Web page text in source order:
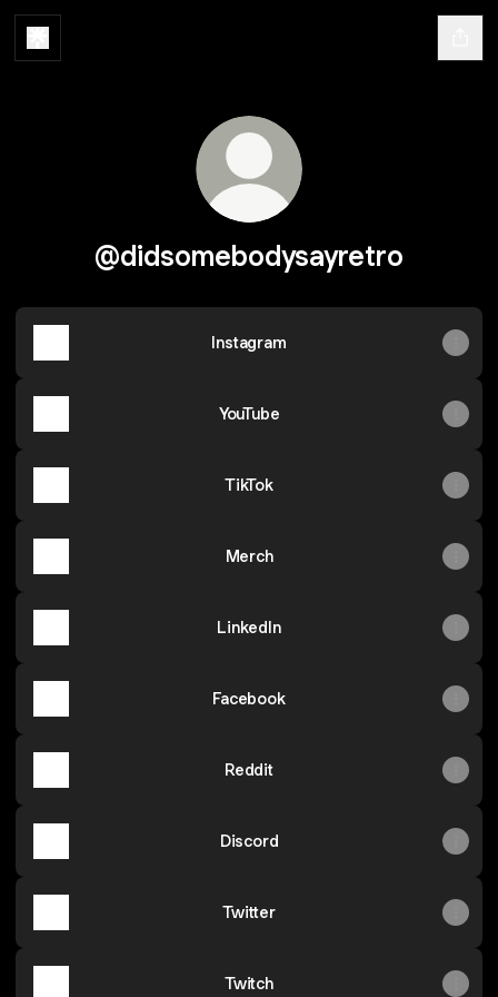
@didsomebodysayretro
Instagram
YouTube
TikTok
Merch
LinkedIn
Facebook
Reddit
Discord
Twitter
Twitch